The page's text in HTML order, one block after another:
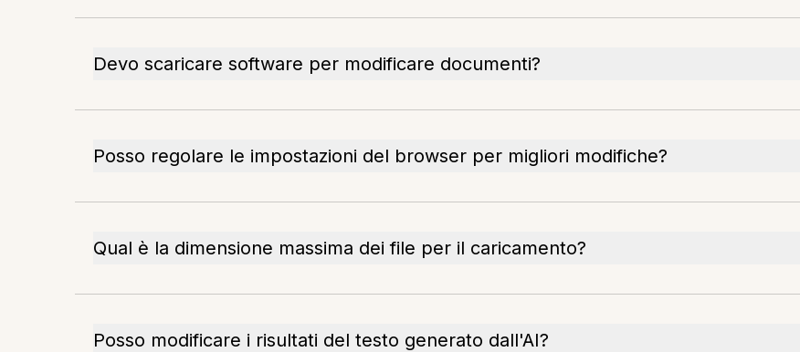
Devo scaricare software per modificare documenti?
Posso regolare le impostazioni del browser per migliori modifiche?
Qual è la dimensione massima dei file per il caricamento?
Posso modificare i risultati del testo generato dall'AI?